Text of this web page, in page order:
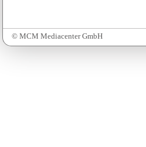
© MCM Mediacenter GmbH